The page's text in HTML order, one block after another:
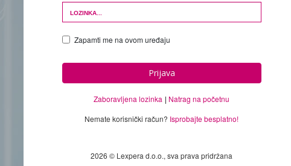
Zapamti me na ovom uređaju
Prijava
Zaboravljena lozinka
Natrag na početnu
Nemate korisnički račun? Isprobajte besplatno!
2026 © Lexpera d.o.o., sva prava pridržana